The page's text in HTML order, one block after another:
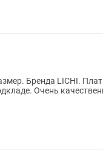
Бренда LICHI.
Очень